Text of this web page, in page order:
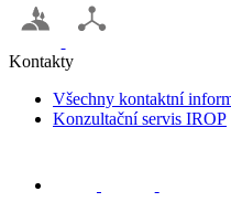
Kontakty
Všechny kontaktní
Konzultační servis IROP